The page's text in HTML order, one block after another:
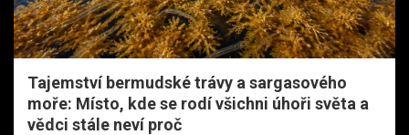
Tajemství bermudské trávy a sargasového
moře: Místo, kde se rodí všichni úhoři světa a
vědci stále neví proč